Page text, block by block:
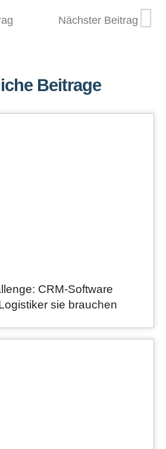
Nächster Beitrag
Beitrage
CRM-Software
sie brauchen